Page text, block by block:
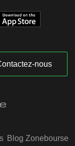
nous
Blog Zonebourse